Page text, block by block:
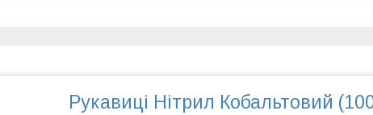
Рукавиці Нітрил Кобальтовий